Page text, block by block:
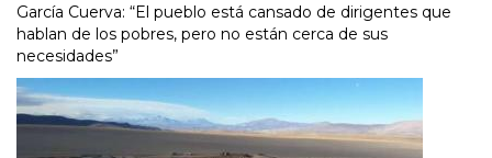
García Cuerva: “El pueblo está cansado de dirigentes que
hablan de los pobres, pero no están cerca de sus
necesidades”